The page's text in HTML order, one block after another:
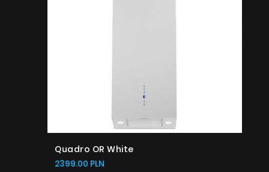
Quadro OR White
2399.00 PLN